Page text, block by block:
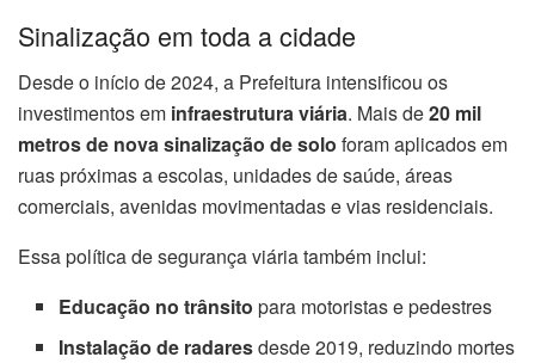
Sinalização em toda a cidade
Desde o início de 2024, a Prefeitura intensificou os
investimentos em infraestrutura viária. Mais de20 mil
metros de nova sinalização de solo foram aplicados em
ruas próximas a escolas, unidades de saúde, áreas
comerciais, avenidas movimentadas e vias residenciais.
Essa política de segurança viária também inclui:
Educação no trânsito para motoristas e pedestres
Instalação de radaresdesde 2019, reduzindo mortes